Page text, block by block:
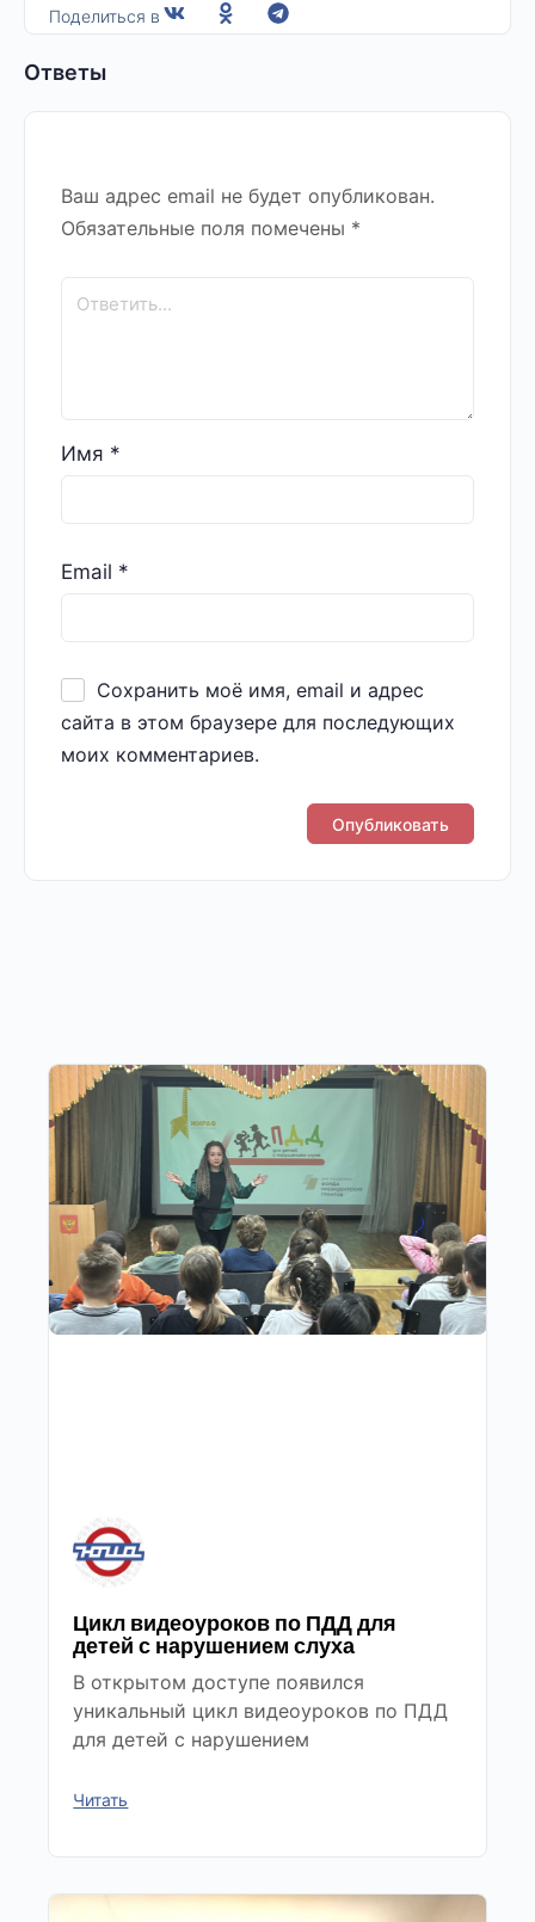
Поделиться в
Ответы
Ваш адрес email не будет опубликован.
Обязательные поля помечены *
Имя *
Email *
Сохранить моё имя, email и адрес
сайта в этом браузере для последующих
моих комментариев.
Другие публикации
Цикл видеоуроков по ПДД для
детей с нарушением слуха
В открытом доступе появился
уникальный цикл видеоуроков по ПДД
для детей с нарушением
Читать